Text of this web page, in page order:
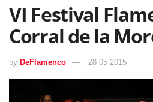
VI Festival
Corral de la
by DeFlamenco 28 05 2015